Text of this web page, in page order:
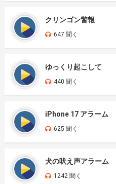
クリンゴン警報
647 聞く
ゆっくり起こして
440 聞く
iPhone 17 アラーム
625 聞く
犬の吠え声アラーム
1242 聞く